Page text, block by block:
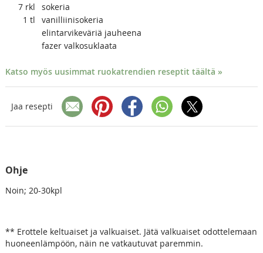
7 rkl
sokeria
1 tl
vanilliinisokeria
elintarvikeväriä jauheena
fazer valkosuklaata
Katso myös uusimmat ruokatrendien reseptit täältä »
Jaa resepti
Ohje
Noin; 20-30kpl
** Erottele keltuaiset ja valkuaiset. Jätä valkuaiset odottelemaan
huoneenlämpöön, näin ne vatkautuvat paremmin.